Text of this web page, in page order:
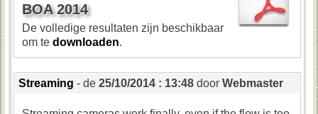
BOA 2014
De volledige resultaten zijn beschikbaar
om te downloaden.
Streaming - de 25/10/2014 : 13:48door Webmaster